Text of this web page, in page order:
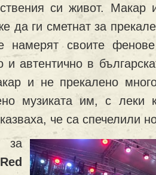
си живот. Макар
да ги сметнат за
своите
автентично в
и не прекалено
музиката им, с леки
че са спечелили
за